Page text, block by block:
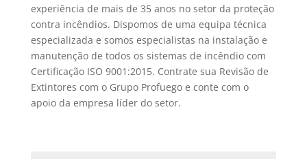
experiência de mais de 35 anos no setor da proteção
contra incêndios. Dispomos de uma equipa técnica
especializada e somos especialistas na instalação e
manutenção de todos os sistemas de incêndio com
Certificação ISO 9001:2015. Contrate sua Revisão de
Extintores com o Grupo Profuego e conte com o
apoio da empresa líder do setor.